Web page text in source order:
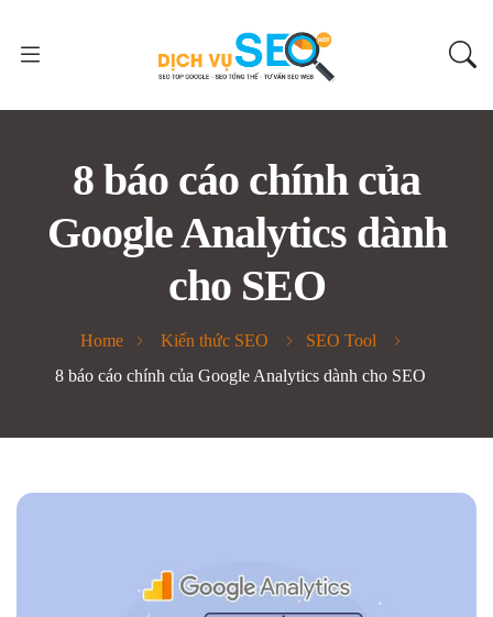
8 báo cáo chính của
Google Analytics dành
cho SEO
Home Kiến thức SEO
SEO Tool
8 báo cáo chính của Google Analytics dành cho SEO